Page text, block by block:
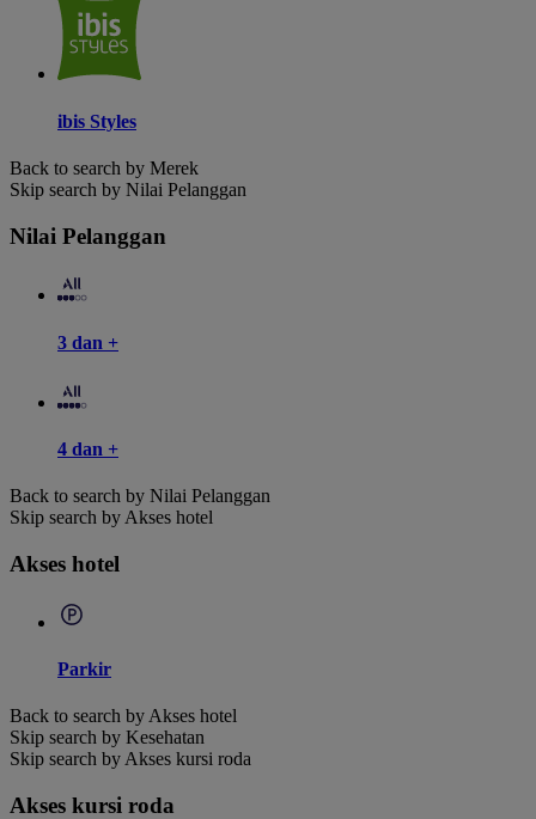
ibis Styles
Back to search by Merek
Skip search by Nilai Pelanggan
Nilai Pelanggan
3 dan +
4 dan +
Back to search by Nilai Pelanggan
Skip search by Akses hotel
Akses hotel
Parkir
Back to search by Akses hotel
Skip search by Kesehatan
Skip search by Akses kursi roda
Akses kursi roda